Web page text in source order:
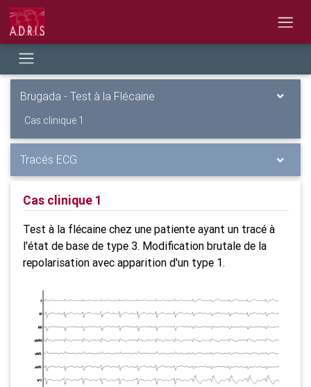
Brugada - Test à la Flécaine
Cas clinique 1
Tracés ECG
Cas clinique 1
Test à la flécaine chez une patiente ayant un tracé à
l'état de base de type 3. Modification brutale de la
repolarisation avec apparition d'un type 1.